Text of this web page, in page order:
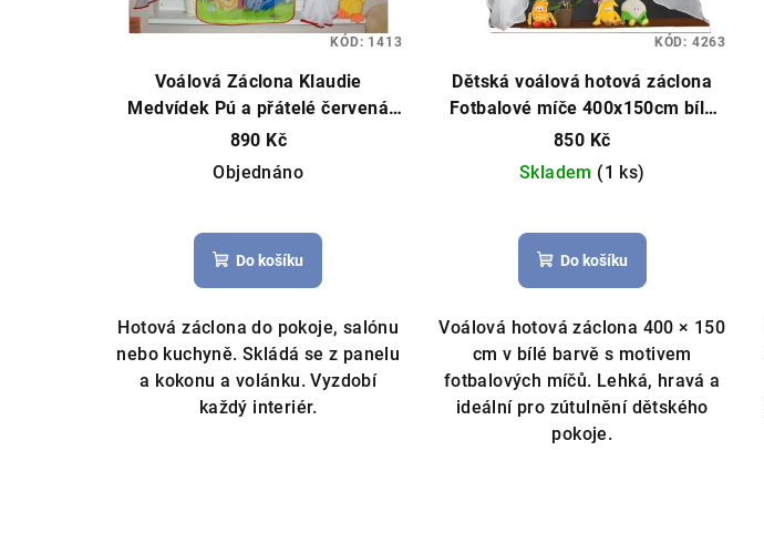
Voálová Záclona Klaudie
Medvídek Pú a přátelé červená
400x145cm
890 Kč
Objednáno
Do košíku
Hotová záclona do pokoje, salónu
nebo kuchyně. Skládá se z panelu
a kokonu a volánku. Vyzdobí
každý interiér.
KÓD: 1413
Dětská voálová hotová záclona
Fotbalové míče 400x150cm bílá
Hotová záclona, vzor míče,
můžeme ušít na míru
850 Kč
Skladem (1 ks)
Do košíku
Voálová hotová záclona 400 × 150
cm v bílé barvě s motivem
fotbalových míčů. Lehká, hravá a
ideální pro zútulnění dětského
pokoje.
KÓD: 4263